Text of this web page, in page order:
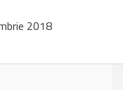
2018